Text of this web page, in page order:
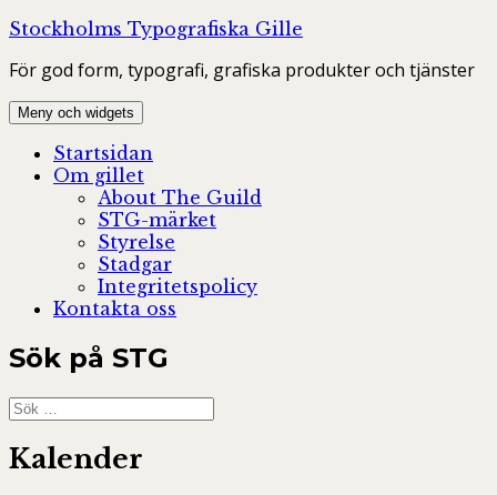
Hoppa
innehåll
Stockholms Typografiska Gille
För god form, typografi, grafiska produkter och tjänster
Meny och widgets
Startsidan
Om gillet
About The Guild
STG-märket
Styrelse
Stadgar
Integritetspolicy
Kontakta oss
Sök på STG
Sök
efter:
Kalender